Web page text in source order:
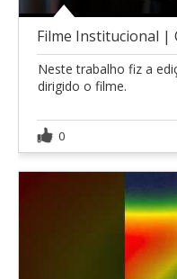
Filme Institucional |
Neste trabalho fiz a
dirigido o filme.
0